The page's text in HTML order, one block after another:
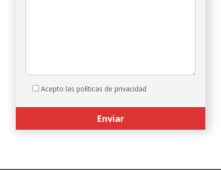
Acepto las políticas de privacidad